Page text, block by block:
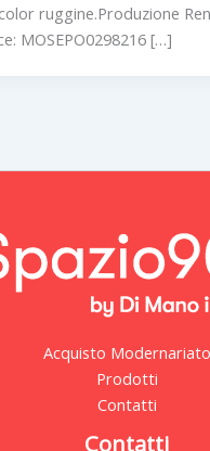
ruggine.Produzione
MOSEPO0298216 […]
Acquisto Modernariato
Prodotti
Contatti
Contatti